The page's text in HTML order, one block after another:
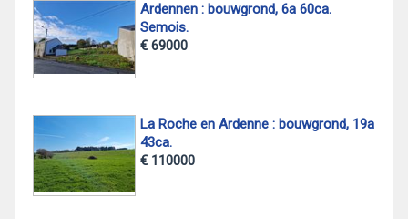
Ardennen : bouwgrond, 6a 60ca.
Semois.
€ 69000
La Roche en Ardenne : bouwgrond, 19a
43ca.
€ 110000